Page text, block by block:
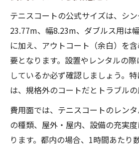
初心者にも安心なテニスコー
初心者が安心して使える
徴
テニスコート利用マナー
レンタル時にあると便利
は
初めてでも迷わないテニ
テニス初心者が知るべき
テニスコートの公式サイズは、シ
23.77m、幅8.23m、ダブルス用は
に加え、アウトコート（余白）を
要となります。設置やレンタルの
しているか必ず確認しましょう。
は、規格外のコートだとトラブルの
費用面では、テニスコートのレン
の種類、屋外・屋内、設備の充実
ります。都内の場合、1時間あたり